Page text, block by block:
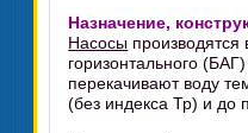
Назначение,
Насосы производятся
горизонтального
перекачивают воду
(без индекса Тр) и до